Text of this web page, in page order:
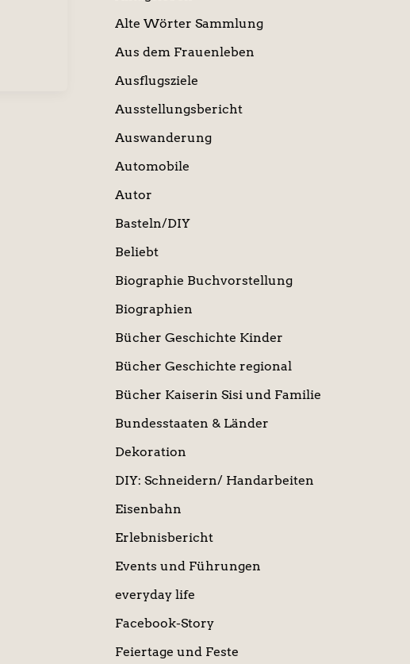
Alte Wörter Sammlung
Aus dem Frauenleben
Ausflugsziele
Ausstellungsbericht
Auswanderung
Automobile
Autor
Basteln/DIY
Beliebt
Biographie Buchvorstellung
Biographien
Bücher Geschichte Kinder
Bücher Geschichte regional
Bücher Kaiserin Sisi und Familie
Bundesstaaten & Länder
Dekoration
DIY: Schneidern/ Handarbeiten
Eisenbahn
Erlebnisbericht
Events und Führungen
everyday life
Facebook-Story
Feiertage und Feste